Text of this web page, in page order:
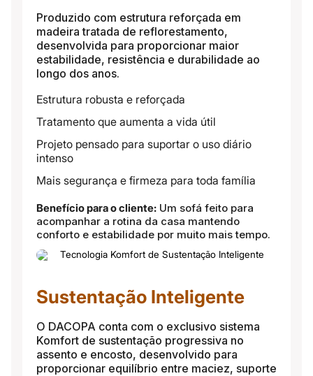
Produzido com estrutura reforçada em
madeira tratada de reflorestamento,
desenvolvida para proporcionar maior
estabilidade, resistência e durabilidade ao
longo dos anos.
Estrutura robusta e reforçada
Tratamento que aumenta a vida útil
Projeto pensado para suportar o uso diário
intenso
Mais segurança e firmeza para toda família
Benefício para o cliente: Um sofá feito para
acompanhar a rotina da casa mantendo
conforto e estabilidade por muito mais tempo.
Sustentação Inteligente
O DACOPA conta com o exclusivo sistema
Komfort de sustentação progressiva no
assento e encosto, desenvolvido para
proporcionar equilíbrio entre maciez, suporte